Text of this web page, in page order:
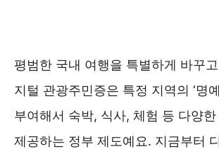
평범한 국내 여행을 특별하게 바꾸
지털 관광주민증은 특정 지역의 ‘명
부여해서 숙박, 식사, 체험 등 다양
제공하는 정부 제도예요. 지금부터